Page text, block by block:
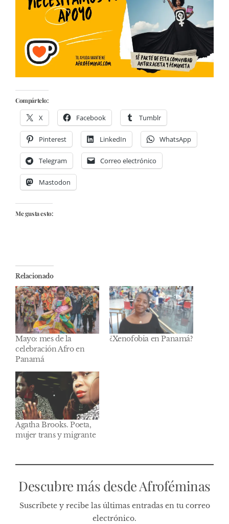
Compártelo:
X Facebook Tumblr
Pinterest LinkedIn WhatsApp
Telegram Correo electrónico
Mastodon
Me gusta esto:
Relacionado
Mayo: mes de la
celebración Afro en
Panamá
¿Xenofobia en Panamá?
Agatha Brooks. Poeta,
mujer trans y migrante
Descubre más desde Afroféminas
Suscríbete y recibe las últimas entradas en tu correo
electrónico.